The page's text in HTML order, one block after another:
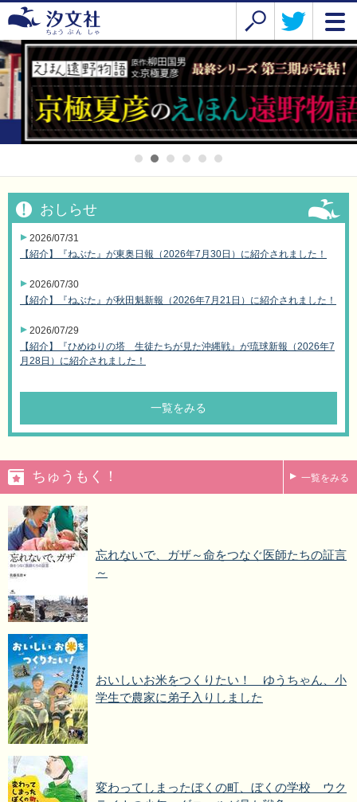
おしらせ
2026/07/31
【紹介】『ねぶた』が東奥日報（2026年7月30日）に紹介されました！
2026/07/30
【紹介】『ねぶた』が秋田魁新報（2026年7月21日）に紹介されました！
2026/07/29
【紹介】『ひめゆりの塔 生徒たちが見た沖縄戦』が琉球新報（2026年7
月28日）に紹介されました！
一覧をみる
ちゅうもく！ 一覧をみる
忘れないで、ガザ～命をつなぐ医師たちの証言
～
おいしいお米をつくりたい！ ゆうちゃん、小
学生で農家に弟子入りしました
変わってしまったぼくの町、ぼくの学校 ウク